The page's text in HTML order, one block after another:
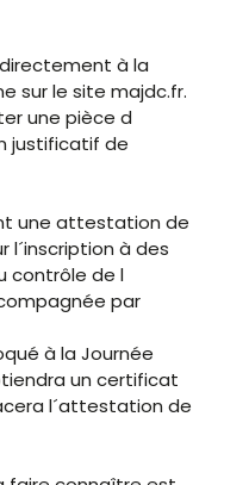
à la
sur le site majdc.fr.
une pièce d
justificatif de
une attestation de
l´inscription à des
contrôle de l
par
à la Journée
un certificat
l´attestation de